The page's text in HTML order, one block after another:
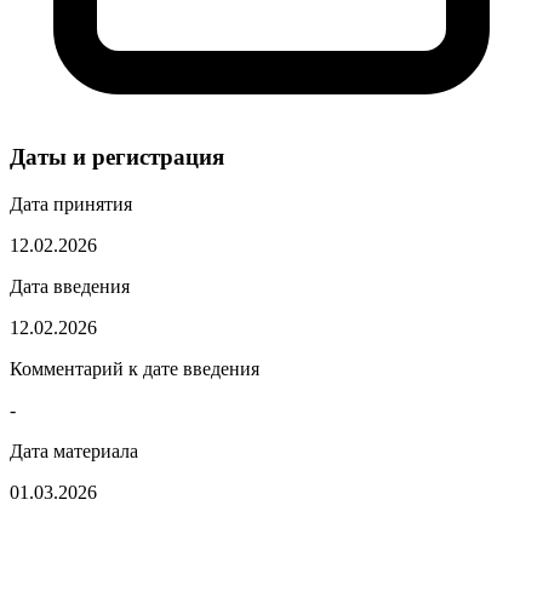
Даты и регистрация
Дата принятия
12.02.2026
Дата введения
12.02.2026
Комментарий к дате введения
-
Дата материала
01.03.2026